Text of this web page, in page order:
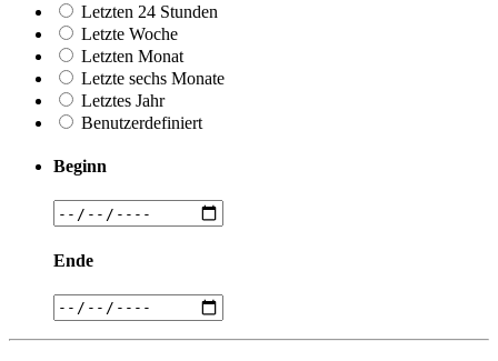
Letzten 24 Stunden
Letzte Woche
Letzten Monat
Letzte sechs Monate
Letztes Jahr
Benutzerdefiniert
Beginn
Ende